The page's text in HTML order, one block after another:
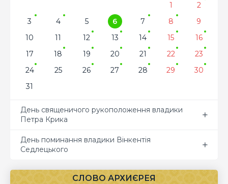
1
2
3
4 5 6 7 8
9
10
11 12 13 14 15
16
17
18 19 20 21 22
23
24
25 26 27 28 29
30
31
День священичого рукоположення владики
Петра Крика
День поминання владики Вінкентія
Седлецького
СЛОВО АРХИЄРЕЯ